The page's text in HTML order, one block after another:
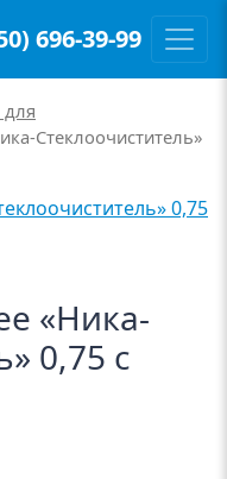
696-39-99
Стеклоочиститель»
«Ника-
0,75 с